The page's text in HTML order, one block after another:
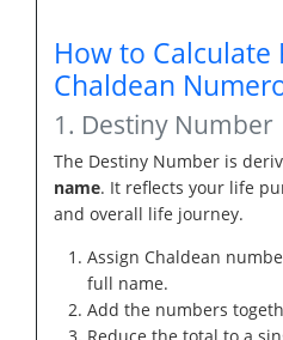
How to Calculate
Chaldean
1. Destiny Number
The Destiny Number is
name. It reflects your life
and overall life journey.
Assign Chaldean
full name.
Add the numbers